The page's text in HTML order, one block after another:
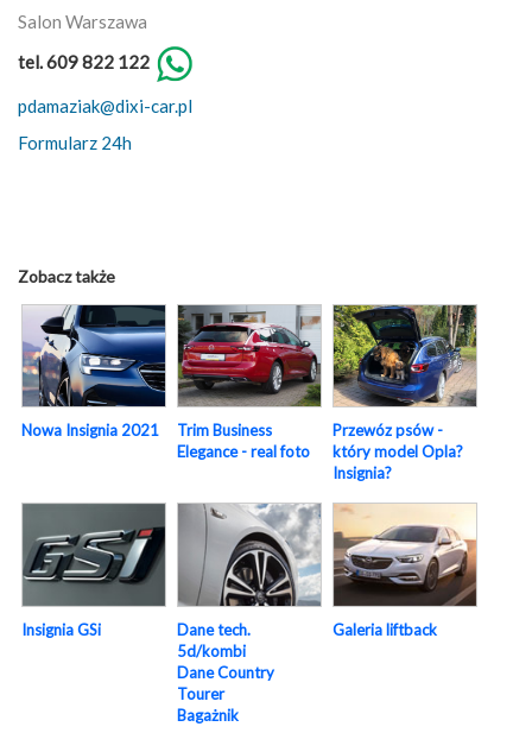
Salon Warszawa
tel. 609 822 122
pdamaziak@dixi-car.pl
Formularz 24h
Zobacz także
Nowa Insignia 2021
Trim Business
Elegance - real foto
Przewóz psów -
który model Opla?
Insignia?
Insignia GSi
Dane tech.
5d/kombi
Dane Country
Tourer
Bagażnik
Galeria liftback